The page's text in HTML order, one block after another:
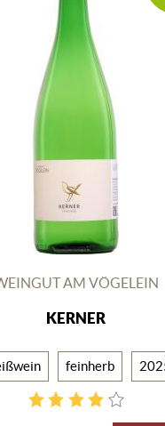
AM VÖGELEIN
KERNER
feinherb